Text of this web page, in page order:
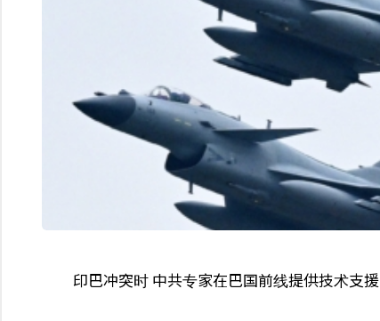
印巴冲突时 中共专家在巴国前线提供技术支援